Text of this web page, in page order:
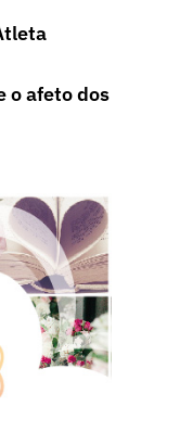
o afeto dos